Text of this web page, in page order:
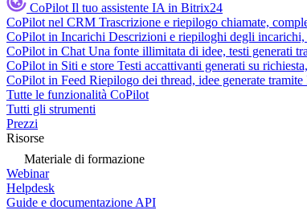
CoPilot Il tuo assistente IA in Bitrix24
CoPilot nel CRM Trascrizione e riepilogo chiamate,
CoPilot in Incarichi Descrizioni e riepiloghi degli
CoPilot in Chat Una fonte illimitata di idee, testi generati
CoPilot in Siti e store Testi accattivanti generati su
CoPilot in Feed Riepilogo dei thread, idee generate
Tutte le funzionalità CoPilot
Tutti gli strumenti
Prezzi
Risorse
Materiale di formazione
Webinar
Helpdesk
Guide e documentazione API